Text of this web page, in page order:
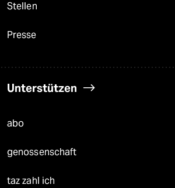
Stellen
Presse
Unterstützen
abo
genossenschaft
taz zahl ich